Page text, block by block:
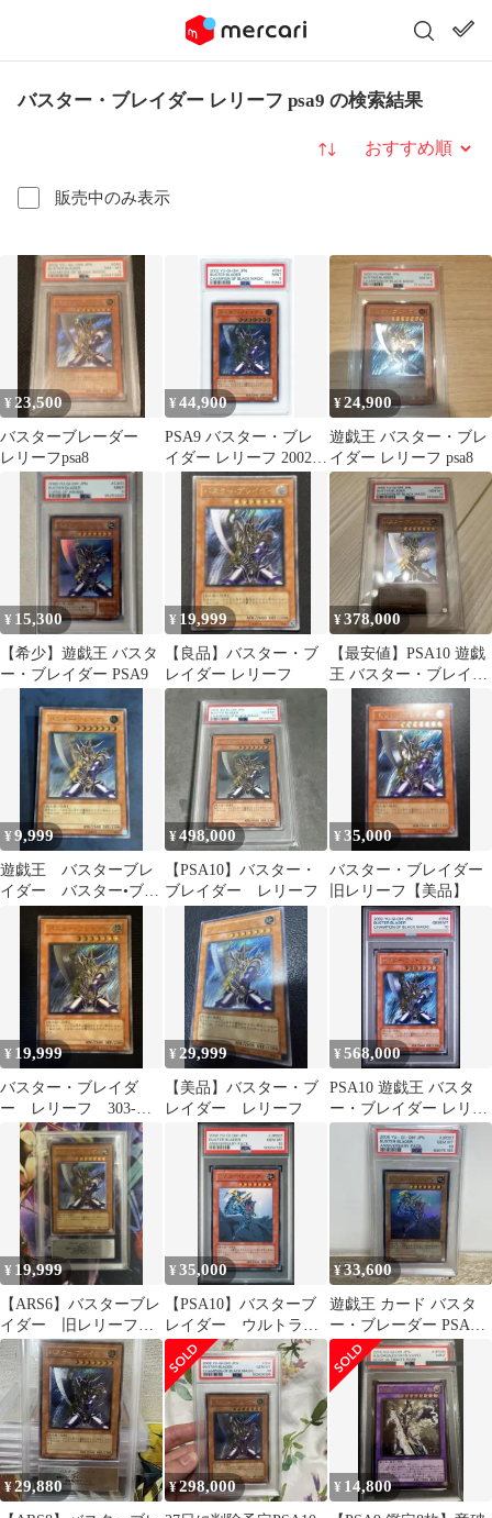
バスター・ブレイダー レリーフ psa9 の検索結果
販売中のみ表示
並び替え
¥ 23,500
バスターブレーダー
レリーフpsa8
¥44,900
PSA9 バスター・ブレ
イダー レリーフ 2002
遊戯王
¥24,900
遊戯王 バスター・ブレ
イダー レリーフ psa8
¥ 15,300
【希少】遊戯王 バスタ
ー・ブレイダー PSA9
¥ 19,999
【良品】バスター・ブ
レイダー レリーフ
¥378,000
【最安値】PSA10 遊戯
王 バスター・ブレイダ
ー アルティメットレ
ア レリーフ
¥9,999
遊戯王 バスターブレ
イダー バスター•ブレ
イダー レリーフ 旧
レリーフ
¥498,000
【PSA10】バスター・
ブレイダー レリーフ
¥35,000
バスター・ブレイダー
旧レリーフ【美品】
¥ 19,999
バスター・ブレイダ
ー レリーフ 303-
054 遊戯王
¥ 29,999
【美品】バスター・ブ
レイダー レリーフ
¥568,000
PSA10 遊戯王 バスタ
ー・ブレイダー レリー
フ アルティメットレア
¥ 19,999
【ARS6】バスターブレ
イダー 旧レリーフ
アルティメットPSA6以
上
¥35,000
【PSA10】バスターブ
レイダー ウルトラレ
ア サイン 高橋和
希 YA YAP1
¥33,600
遊戯王 カード バスタ
ー・ブレーダー PSA10
7593
¥29,880 ¥298,000 ¥ 14,800